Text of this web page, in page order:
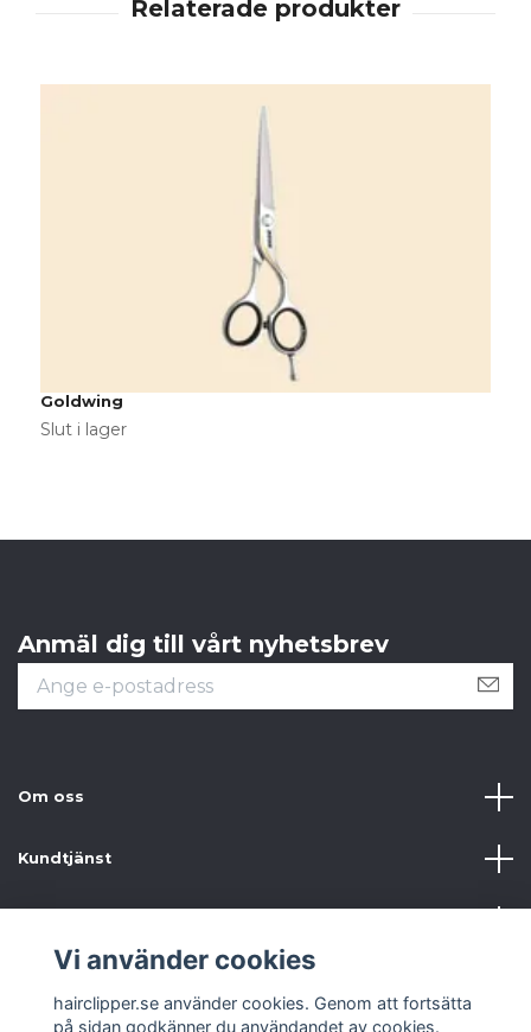
Goldwing
Slut i lager
Anmäl dig till vårt nyhetsbrev
Om oss
Kundtjänst
Vi använder cookies
hairclipper.se använder cookies. Genom att fortsätta
på sidan godkänner du användandet av cookies.